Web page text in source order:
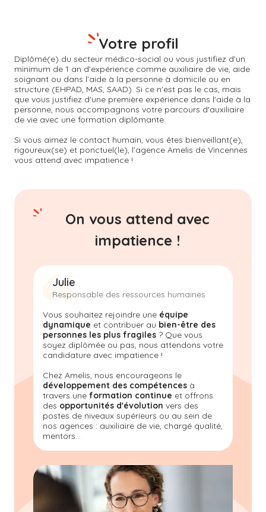
Diplômé(e) du secteur médico-social ou vous justifiez d’un
minimum de 1 an d’expérience comme auxiliaire de vie, aide
soignant ou dans l'aide à la personne à domicile ou en
structure (EHPAD, MAS, SAAD). Si ce n'est pas le cas, mais
que vous justifiez d'une première expérience dans l'aide à la
personne, nous accompagnons votre parcours d'auxiliaire
de vie avec une formation diplômante.
Si vous aimez le contact humain, vous êtes bienveillant(e),
rigoureux(se) et ponctuel(le), l’agence Amelis de Vincennes
vous attend avec impatience !
Votre profil
On vous attend avec
impatience !
Julie
Responsable des ressources humaines
Vous souhaitez rejoindre une équipe
dynamique et contribuer au bien-être des
personnes les plus fragiles ? Que vous
soyez diplômée ou pas, nous attendons votre
candidature avec impatience !
Chez Amelis, nous encourageons le
développement des compétences à
travers une formation continue et offrons
des opportunités d'évolution vers des
postes de niveaux supérieurs ou au sein de
nos agences : auxiliaire de vie, chargé qualité,
mentors...